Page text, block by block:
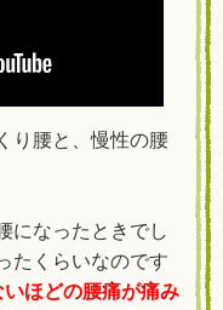
り腰と、慢性の腰
になったときでし
たくらいなのです
ほどの腰痛が痛み